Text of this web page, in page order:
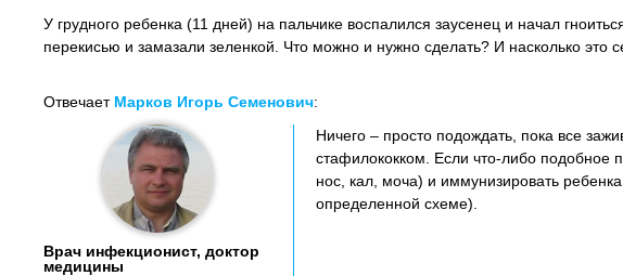
У грудного ребенка (11 дней) на пальчике воспалился заусенец и начал
перекисью и замазали зеленкой. Что можно и нужно сделать? И насколько это
Отвечает Марков Игорь Семенович:
Врач инфекционист, доктор
медицины
Ничего – просто подождать, пока все
стафилококком. Если что-либо подобное
нос, кал, моча) и иммунизировать
определенной схеме).